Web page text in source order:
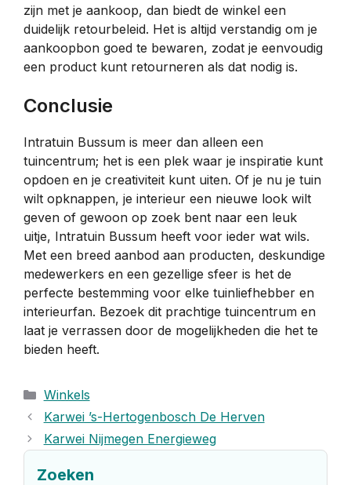
zijn met je aankoop, dan biedt de winkel een
duidelijk retourbeleid. Het is altijd verstandig om je
aankoopbon goed te bewaren, zodat je eenvoudig
een product kunt retourneren als dat nodig is.
Conclusie
Intratuin Bussum is meer dan alleen een
tuincentrum; het is een plek waar je inspiratie kunt
opdoen en je creativiteit kunt uiten. Of je nu je tuin
wilt opknappen, je interieur een nieuwe look wilt
geven of gewoon op zoek bent naar een leuk
uitje, Intratuin Bussum heeft voor ieder wat wils.
Met een breed aanbod aan producten, deskundige
medewerkers en een gezellige sfeer is het de
perfecte bestemming voor elke tuinliefhebber en
interieurfan. Bezoek dit prachtige tuincentrum en
laat je verrassen door de mogelijkheden die het te
bieden heeft.
Categorieën
Winkels
Karwei ’s-Hertogenbosch De Herven
Karwei Nijmegen Energieweg
Zoeken